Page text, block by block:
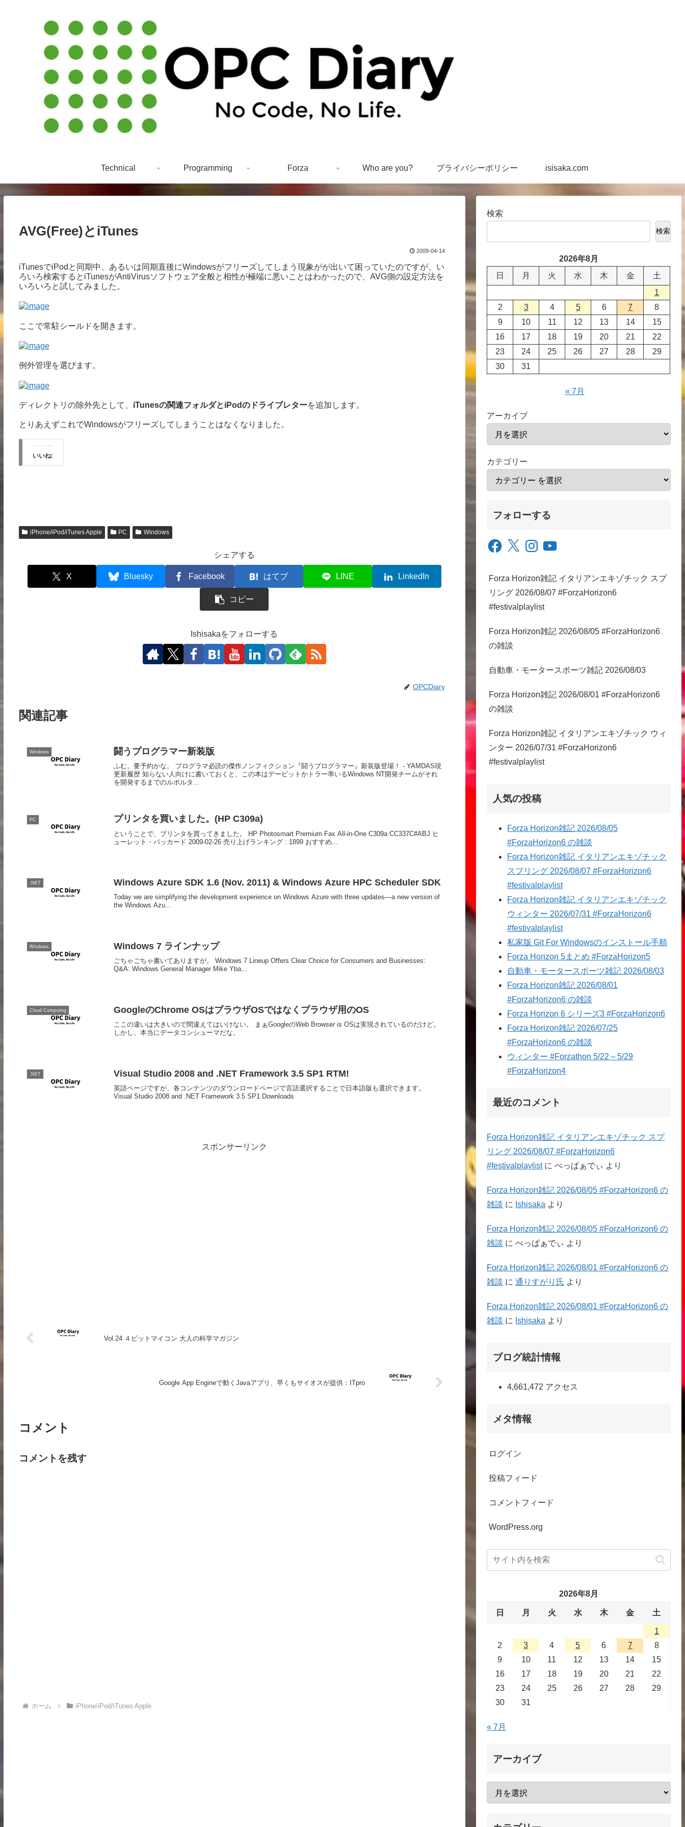
Technical Programming Forza Who are you? プライバシーポリシー isisaka.com
AVG(Free)とiTunes
2009-04-14
iTunesでiPodと同期中、あるいは同期直後にWindowsがフリーズしてしまう現象がが出いて困っていたのですが、い
ろいろ検索するとiTunesがAntiVirusソフトウェア全般と相性が極端に悪いことはわかったので、AVG側の設定方法を
いろいろと試してみました。
ここで常駐シールドを開きます。
例外管理を選びます。
ディレクトリの除外先として、 iTunesの関連フォルダとiPodのドライブレターを追加します。
とりあえずこれでWindowsがフリーズしてしまうことはなくなりました。
いいね:
iPhone/iPod/iTunes Apple PC Windows
シェアする
X Bluesky Facebook はてブ LINE LinkedIn
コピー
Ishisakaをフォローする
OPCDiary
関連記事
Windows 闘うプログラマー新装版
ふむ。要予約かな。 プログラマ必読の傑作ノンフィクション『闘うプログラマー』新装版登場！ - YAMDAS現
更新履歴 知らない人向けに書いておくと、この本はデービットかトラー率いるWindows NT開発チームがそれ
を開発するまでのルポルタ...
PC プリンタを買いました。(HP C309a)
ということで、プリンタを買ってきました。 HP Photosmart Premium Fax All-in-One C309a CC337C#ABJ ヒ
ューレット・パッカード 2009-02-26 売り上げランキング : 1899 おすすめ...
.NET Windows Azure SDK 1.6 (Nov. 2011) & Windows Azure HPC Scheduler SDK
Today we are simplifying the development experience on Windows Azure with three updates—a new version of
the Windows Azu...
Windows Windows 7 ラインナップ
ごちゃごちゃ書いてありますが。 Windows 7 Lineup Offers Clear Choice for Consumers and Businesses:
Q&A: Windows General Manager Mike Yba...
Cloud Computing GoogleのChrome OSはブラウザOSではなくブラウザ用のOS
ここの違いは大きいので間違えてはいけない。 まぁGoogleのWeb Browser is OSは実現されているのだけど。
しかし、本当にデータコンシューマだな。
.NET Visual Studio 2008 and .NET Framework 3.5 SP1 RTM!
英語ページですが、各コンテンツのダウンロードページで言語選択することで日本語版も選択できます。
Visual Studio 2008 and .NET Framework 3.5 SP1 Downloads
スポンサーリンク
Vol.24 ４ビットマイコン 大人の科学マガジン
Google App Engineで動くJavaアプリ、早くもサイオスが提供：ITpro
コメント
コメントを残す
ホーム iPhone/iPod/iTunes Apple
検索
検索
2026年8月
日
月 火 水 木 金
土
1
2
3 4 5 6 7
8
9
10 11 12 13 14
15
16
17 18 19 20 21
22
23
24 25 26 27 28
29
30
31
« 7月
アーカイブ
カテゴリー
フォローする
Facebook
X InstagramYouTube
Forza Horizon雑記 イタリアンエキゾチック スプ
リング 2026/08/07 #ForzaHorizon6
#festivalplaylist
Forza Horizon雑記 2026/08/05 #ForzaHorizon6
の雑談
自動車・モータースポーツ雑記 2026/08/03
Forza Horizon雑記 2026/08/01 #ForzaHorizon6
の雑談
Forza Horizon雑記 イタリアンエキゾチック ウィ
ンター 2026/07/31 #ForzaHorizon6
#festivalplaylist
人気の投稿
Forza Horizon雑記 2026/08/05
#ForzaHorizon6 の雑談
Forza Horizon雑記 イタリアンエキゾチック
スプリング 2026/08/07 #ForzaHorizon6
#festivalplaylist
Forza Horizon雑記 イタリアンエキゾチック
ウィンター 2026/07/31 #ForzaHorizon6
#festivalplaylist
私家版 Git For Windowsのインストール手順
Forza Horizon 5まとめ #ForzaHorizon5
自動車・モータースポーツ雑記 2026/08/03
Forza Horizon雑記 2026/08/01
#ForzaHorizon6 の雑談
Forza Horizon 6 シリーズ3 #ForzaHorizon6
Forza Horizon雑記 2026/07/25
#ForzaHorizon6 の雑談
ウィンター #Forzathon 5/22～5/29
#ForzaHorizon4
最近のコメント
Forza Horizon雑記 イタリアンエキゾチック スプ
リング 2026/08/07 #ForzaHorizon6
#festivalplaylistにぺっぱぁでぃ より
Forza Horizon雑記 2026/08/05 #ForzaHorizon6 の
雑談 に Ishisaka より
Forza Horizon雑記 2026/08/05 #ForzaHorizon6 の
雑談 にぺっぱぁでぃ より
Forza Horizon雑記 2026/08/01 #ForzaHorizon6 の
雑談 に通りすがり氏 より
Forza Horizon雑記 2026/08/01 #ForzaHorizon6 の
雑談 に Ishisaka より
ブログ統計情報
4,661,472 アクセス
メタ情報
ログイン
投稿フィード
コメントフィード
WordPress.org
2026年8月
日 月 火 水 木 金 土
1
2
3 4 5 6 7
8
9
10 11 12 13 14
15
16
17 18 19 20 21
22
23
24 25 26 27 28
29
30
31
« 7月
アーカイブ